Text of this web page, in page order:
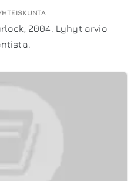
2004. Lyhyt arvio